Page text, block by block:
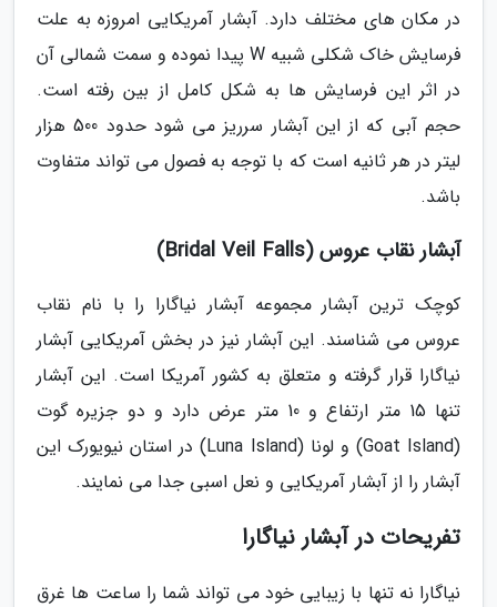
در مکان های مختلف دارد. آبشار آمریکایی امروزه به علت
فرسایش خاک شکلی شبیه W پیدا نموده و سمت شمالی آن
در اثر این فرسایش ها به شکل کامل از بین رفته است.
حجم آبی که از این آبشار سرریز می شود حدود 500 هزار
لیتر در هر ثانیه است که با توجه به فصول می تواند متفاوت
باشد.
آبشار نقاب عروس (Bridal Veil Falls)
کوچک ترین آبشار مجموعه آبشار نیاگارا را با نام نقاب
عروس می شناسند. این آبشار نیز در بخش آمریکایی آبشار
نیاگارا قرار گرفته و متعلق به کشور آمریکا است. این آبشار
تنها 15 متر ارتفاع و 10 متر عرض دارد و دو جزیره گوت
(Goat Island) و لونا (Luna Island) در استان نیویورک این
آبشار را از آبشار آمریکایی و نعل اسبی جدا می نمایند.
تفریحات در آبشار نیاگارا
نیاگارا نه تنها با زیبایی خود می تواند شما را ساعت ها غرق